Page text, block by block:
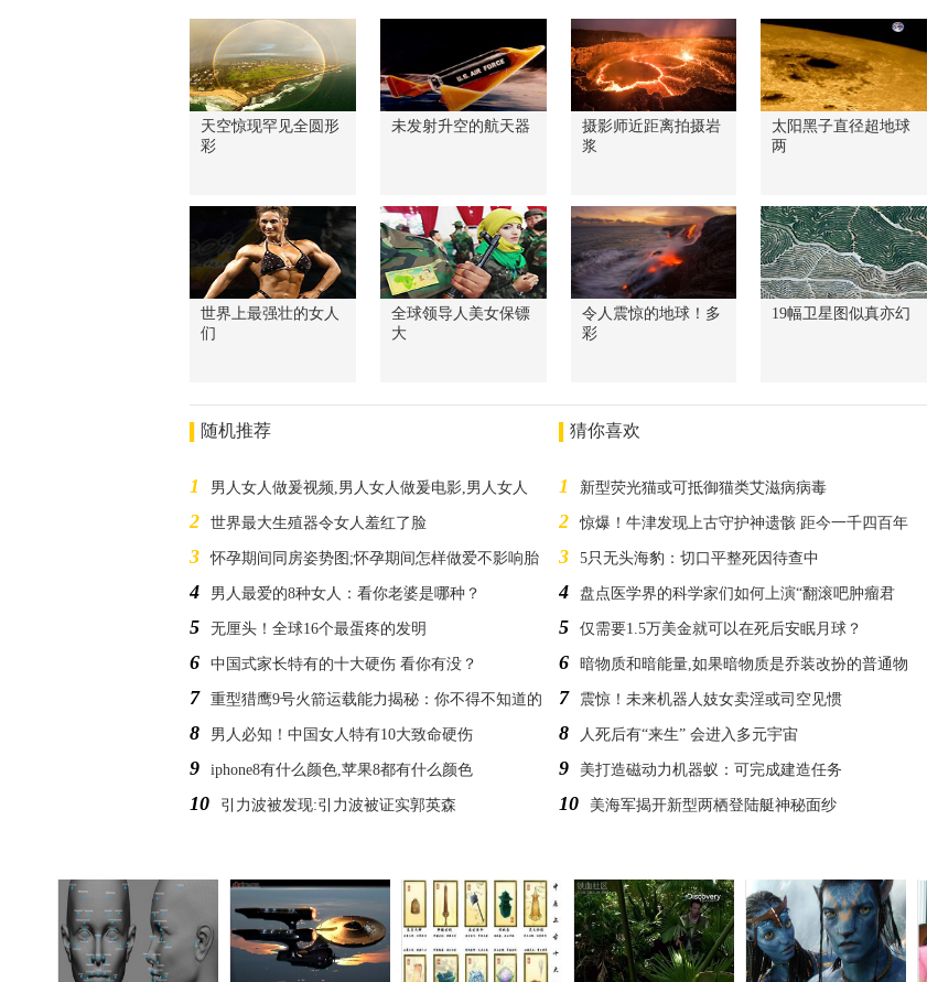
天空惊现罕见全圆形
彩
未发射升空的航天器
摄影师近距离拍摄岩
浆
太阳黑子直径超地球
两
世界上最强壮的女人
们
全球领导人美女保镖
大
令人震惊的地球！多
彩
19幅卫星图似真亦幻
随机推荐
1 男人女人做爰视频,男人女人做爰电影,男人女人
2 世界最大生殖器令女人羞红了脸
3 怀孕期间同房姿势图;怀孕期间怎样做爱不影响胎
4 男人最爱的8种女人：看你老婆是哪种？
5 无厘头！全球16个最蛋疼的发明
6 中国式家长特有的十大硬伤 看你有没？
7 重型猎鹰9号火箭运载能力揭秘：你不得不知道的
8 男人必知！中国女人特有10大致命硬伤
9 iphone8有什么颜色,苹果8都有什么颜色
10 引力波被发现:引力波被证实郭英森
猜你喜欢
1 新型荧光猫或可抵御猫类艾滋病病毒
2 惊爆！牛津发现上古守护神遗骸 距今一千四百年
3 5只无头海豹：切口平整死因待查中
4 盘点医学界的科学家们如何上演“翻滚吧肿瘤君
5 仅需要1.5万美金就可以在死后安眠月球？
6 暗物质和暗能量,如果暗物质是乔装改扮的普通物
7 震惊！未来机器人妓女卖淫或司空见惯
8 人死后有“来生” 会进入多元宇宙
9 美打造磁动力机器蚁：可完成建造任务
10 美海军揭开新型两栖登陆艇神秘面纱